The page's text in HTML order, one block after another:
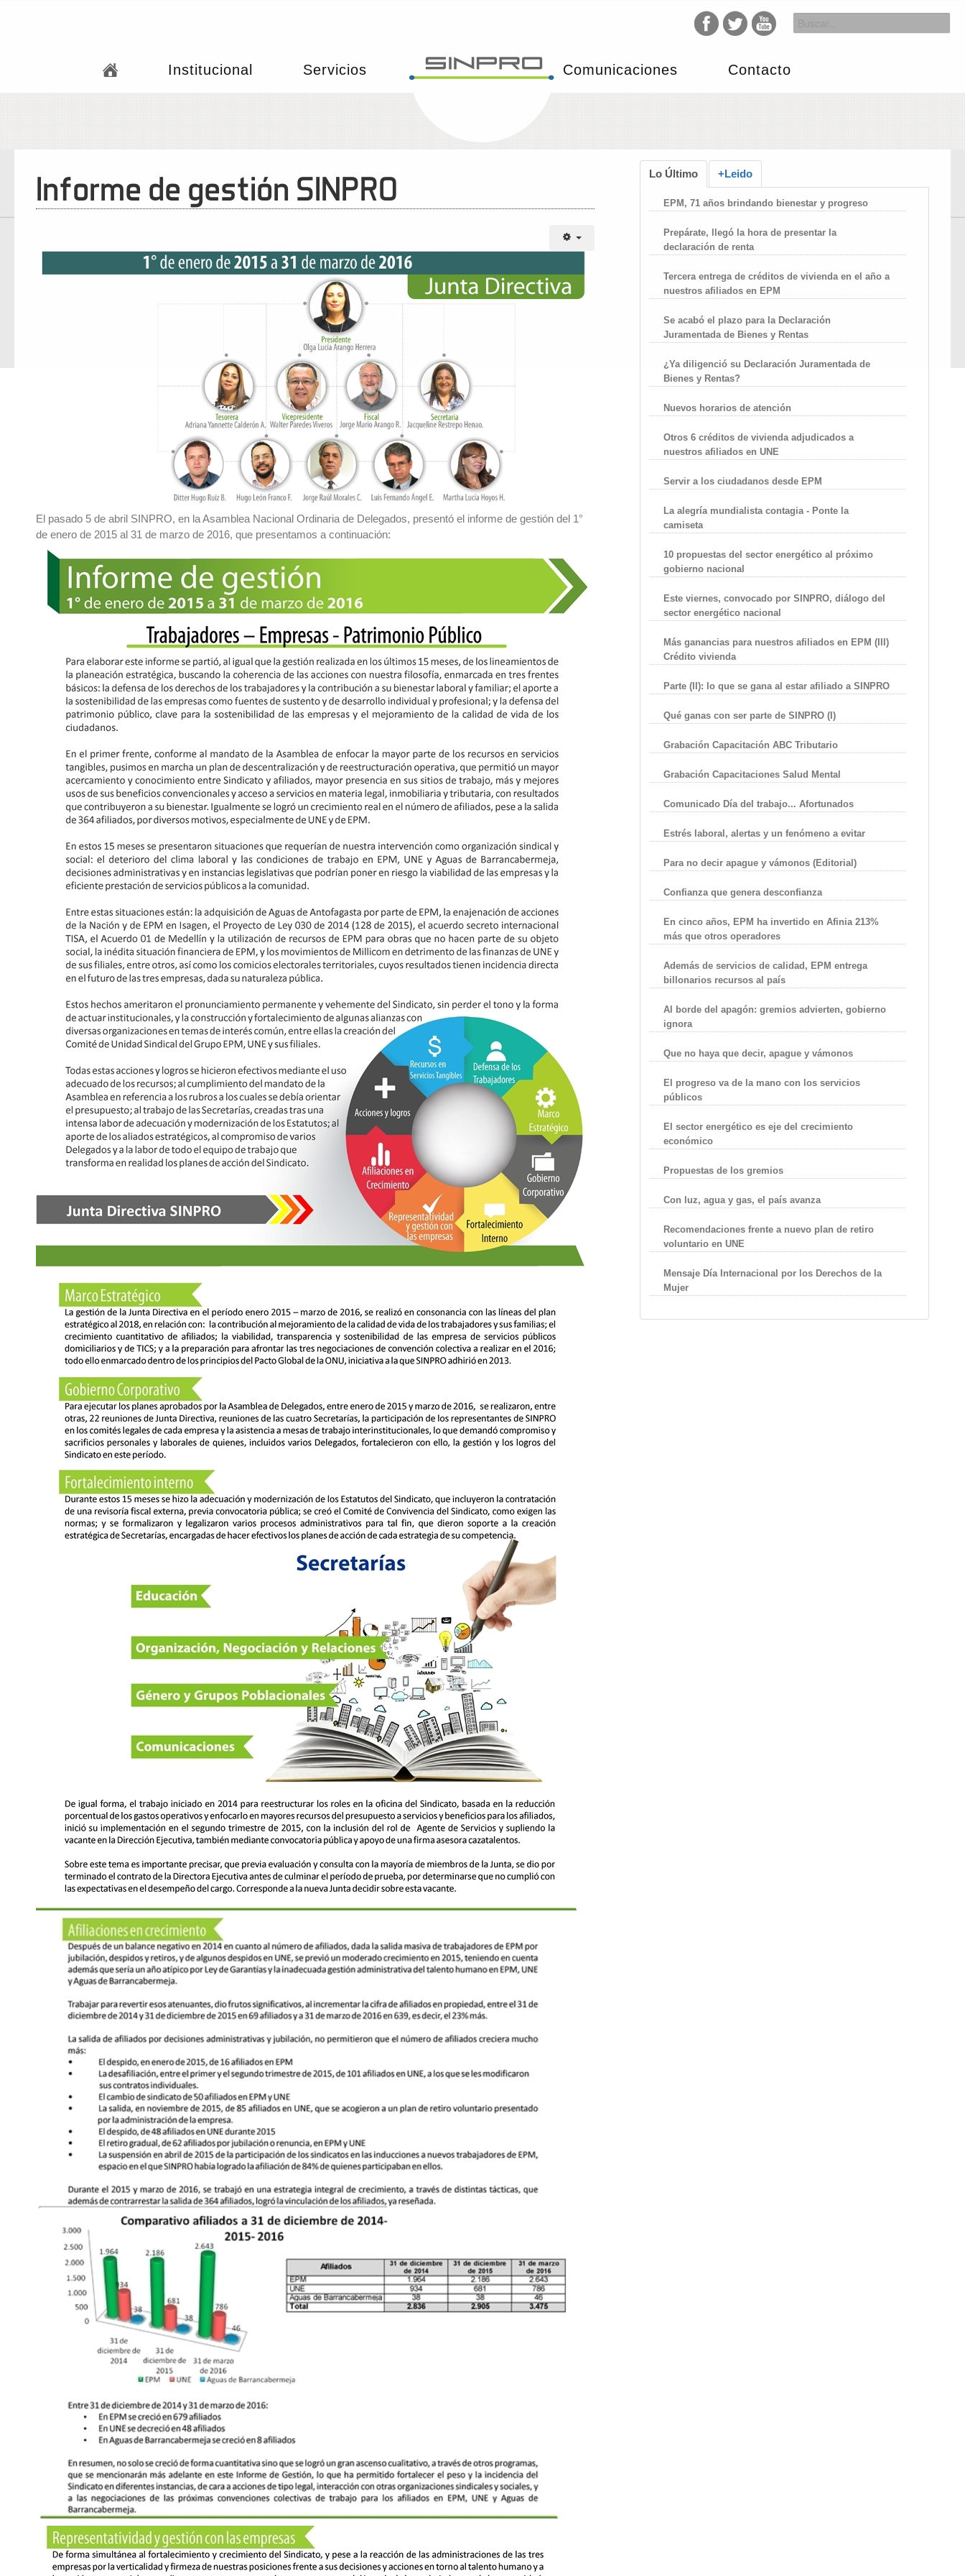
Institucional Servicios Comunicaciones Contacto
Informe de gestión SINPRO
El pasado 5 de abril SINPRO, en la Asamblea Nacional Ordinaria de Delegados, presentó el informe de gestión del 1°
de enero de 2015 al 31 de marzo de 2016, que presentamos a continuación:
Lo Último +Leido
EPM, 71 años brindando bienestar y progreso
Prepárate, llegó la hora de presentar la
declaración de renta
Tercera entrega de créditos de vivienda en el año a
nuestros afiliados en EPM
Se acabó el plazo para la Declaración
Juramentada de Bienes y Rentas
¿Ya diligenció su Declaración Juramentada de
Bienes y Rentas?
Nuevos horarios de atención
Otros 6 créditos de vivienda adjudicados a
nuestros afiliados en UNE
Servir a los ciudadanos desde EPM
La alegría mundialista contagia - Ponte la
camiseta
10 propuestas del sector energético al próximo
gobierno nacional
Este viernes, convocado por SINPRO, diálogo del
sector energético nacional
Más ganancias para nuestros afiliados en EPM (III)
Crédito vivienda
Parte (II): lo que se gana al estar afiliado a SINPRO
Qué ganas con ser parte de SINPRO (I)
Grabación Capacitación ABC Tributario
Grabación Capacitaciones Salud Mental
Comunicado Día del trabajo... Afortunados
Estrés laboral, alertas y un fenómeno a evitar
Para no decir apague y vámonos (Editorial)
Confianza que genera desconfianza
En cinco años, EPM ha invertido en Afinia 213%
más que otros operadores
Además de servicios de calidad, EPM entrega
billonarios recursos al país
Al borde del apagón: gremios advierten, gobierno
ignora
Que no haya que decir, apague y vámonos
El progreso va de la mano con los servicios
públicos
El sector energético es eje del crecimiento
económico
Propuestas de los gremios
Con luz, agua y gas, el país avanza
Recomendaciones frente a nuevo plan de retiro
voluntario en UNE
Mensaje Día Internacional por los Derechos de la
Mujer